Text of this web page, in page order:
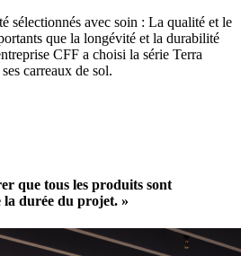
sélectionnés avec soin : La qualité et le
que la longévité et la durabilité
CFF a choisi la série Terra
carreaux de sol.
que tous les produits sont
la durée du projet. »